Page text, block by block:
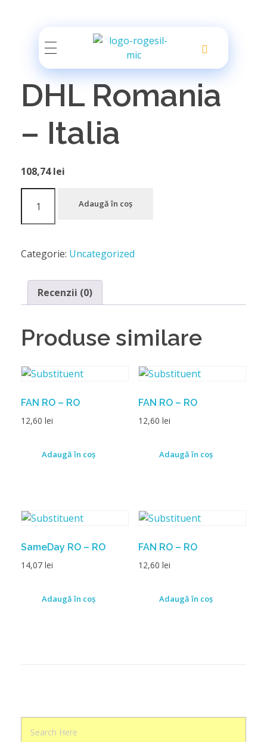
Rogesil
Curierul tău online!
DHL Romania
– Italia
108,74lei
Adaugă în coș
Categorie: Uncategorized
Recenzii (0)
Produse similare
FAN RO – RO
12,60 lei
Adaugă în coș
FAN RO – RO
12,60 lei
Adaugă în coș
SameDay RO – RO
14,07 lei
Adaugă în coș
FAN RO – RO
12,60 lei
Adaugă în coș